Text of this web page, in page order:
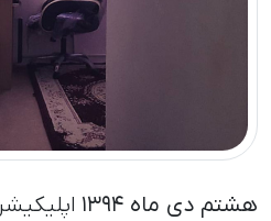
هشتم دی ماه ١٣٩۴